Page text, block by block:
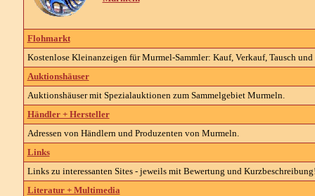
Flohmarkt
Kostenlose Kleinanzeigen für Murmel-Sammler: Kauf, Verkauf, Tausch und
Auktionshäuser
Auktionshäuser mit Spezialauktionen zum Sammelgebiet Murmeln.
Händler + Hersteller
Adressen von Händlern und Produzenten von Murmeln.
Links
Links zu interessanten Sites - jeweils mit Bewertung und
Literatur + Multimedia